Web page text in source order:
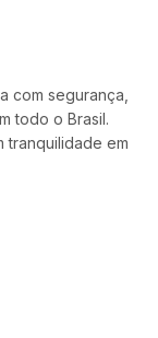
com segurança,
todo o Brasil.
tranquilidade em